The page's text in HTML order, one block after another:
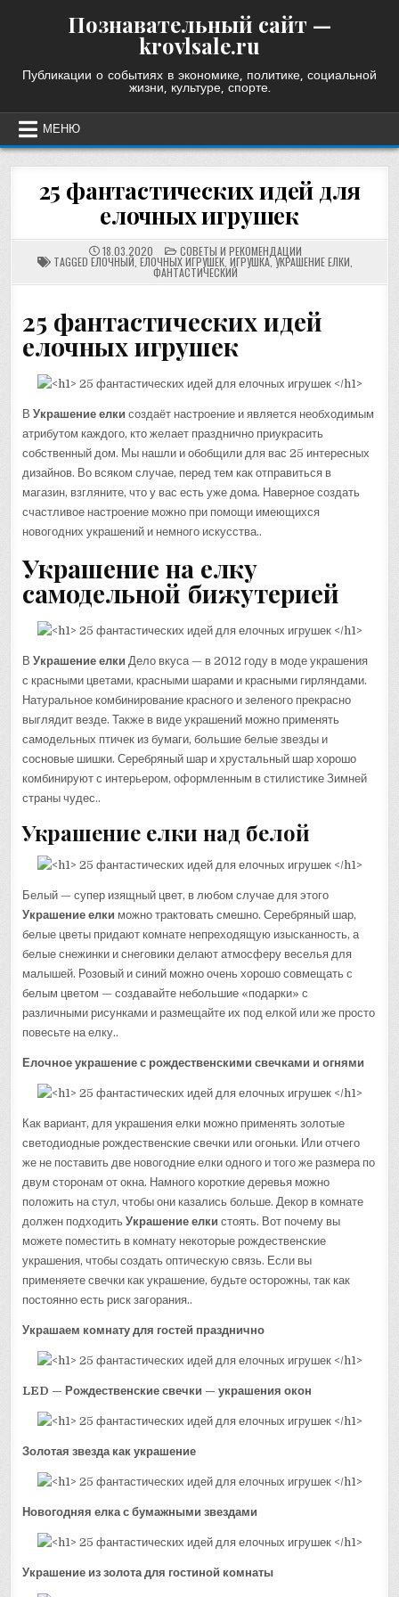
Познавательный сайт —
krovlsale.ru
Публикации о событиях в экономике, политике, социальной
жизни, культуре, спорте.
МЕНЮ
25 фантастических идей для
елочных игрушек
18.03.2020 POSTED
IN
СОВЕТЫ И РЕКОМЕНДАЦИИ
TAGGED ЕЛОЧНЫЙ ЕЛОЧНЫХ ИГРУШЕК ИГРУШКА,УКРАШЕНИЕ ЕЛКИ
ФАНТАСТИЧЕСКИЙ
25 фантастических идей
елочных игрушек
ВУкрашение елки создаёт настроение и является необходимым
атрибутом каждого, кто желает празднично приукрасить
собственный дом. Мы нашли и обобщили для вас 25 интересных
дизайнов. Во всяком случае, перед тем как отправиться в
магазин, взгляните, что у вас есть уже дома. Наверное создать
счастливое настроение можно при помощи имеющихся
новогодних украшений и немного искусства..
Украшение на елку
самодельной бижутерией
ВУкрашение елки Дело вкуса — в 2012 году в моде украшения
с красными цветами, красными шарами и красными гирляндами.
Натуральное комбинирование красного и зеленого прекрасно
выглядит везде. Также в виде украшений можно применять
самодельных птичек из бумаги, большие белые звезды и
сосновые шишки. Серебряный шар и хрустальный шар хорошо
комбинируют с интерьером, оформленным в стилистике Зимней
страны чудес..
Украшение елки над белой
Белый — супер изящный цвет, в любом случае для этого
Украшение елки можно трактовать смешно. Серебряный шар,
белые цветы придают комнате непреходящую изысканность, а
белые снежинки и снеговики делают атмосферу веселья для
малышей. Розовый и синий можно очень хорошо совмещать с
белым цветом — создавайте небольшие «подарки» с
различными рисунками и размещайте их под елкой или же просто
повесьте на елку..
Елочное украшение с рождественскими свечками и огнями
Как вариант, для украшения елки можно применять золотые
светодиодные рождественские свечки или огоньки. Или отчего
же не поставить две новогодние елки одного и того же размера по
двум сторонам от окна. Намного короткие деревья можно
положить на стул, чтобы они казались больше. Декор в комнате
должен подходитьУкрашение елки стоять. Вот почему вы
можете поместить в комнату некоторые рождественские
украшения, чтобы создать оптическую связь. Если вы
применяете свечки как украшение, будьте осторожны, так как
постоянно есть риск загорания..
Украшаем комнату для гостей празднично
LED — Рождественские свечки — украшения окон
Золотая звезда как украшение
Новогодняя елка с бумажными звездами
Украшение из золота для гостиной комнаты